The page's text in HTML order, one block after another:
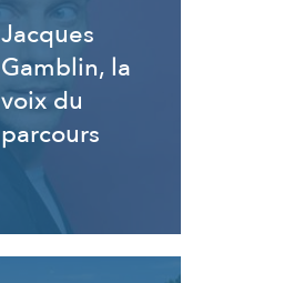
Jacques
Gamblin, la
voix du
parcours